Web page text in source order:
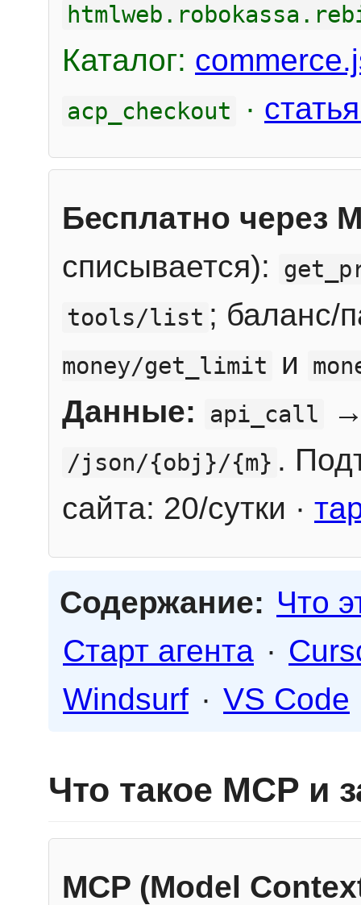
Каталог:
acp_checkout ·
Бесплатно через
списывается):
tools/list ; баланс/
money/get_limit и
Данные: api_call
/json/{obj}/{m} .
сайта: 20/сутки ·
Содержание: Что
Старт агента ·
Windsurf · VS Code
Что такое MCP и
MCP (Model